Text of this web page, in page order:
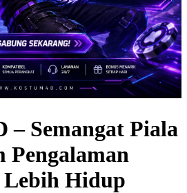
– Semangat Piala
Pengalaman
Hidup